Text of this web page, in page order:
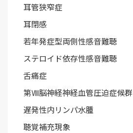
耳管狭窄症
耳閉感
若年発症型両側性感音難聴
ステロイド依存性感音難聴
舌痛症
第Ⅷ脳神経神経血管圧迫症候群
遅発性内リンパ水腫
聴覚補充現象